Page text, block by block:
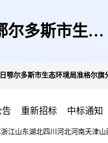
尔多斯市生态
鄂尔多斯市生态环境局准格尔
重新招标 中标通知
浙江山东湖北四川 河北河南天津山